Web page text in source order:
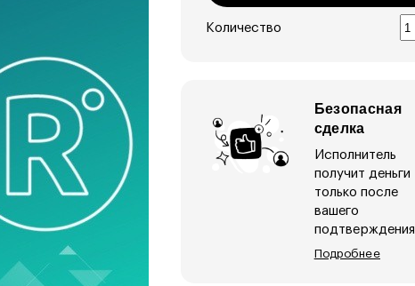
Количество
Безопасная
сделка
Исполнитель
получит деньги
только после
вашего
подтверждения
Подробнее